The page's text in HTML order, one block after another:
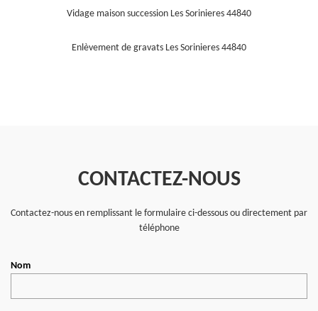
Vidage maison succession Les Sorinieres 44840
Enlèvement de gravats Les Sorinieres 44840
CONTACTEZ-NOUS
Contactez-nous en remplissant le formulaire ci-dessous ou directement par
téléphone
Nom